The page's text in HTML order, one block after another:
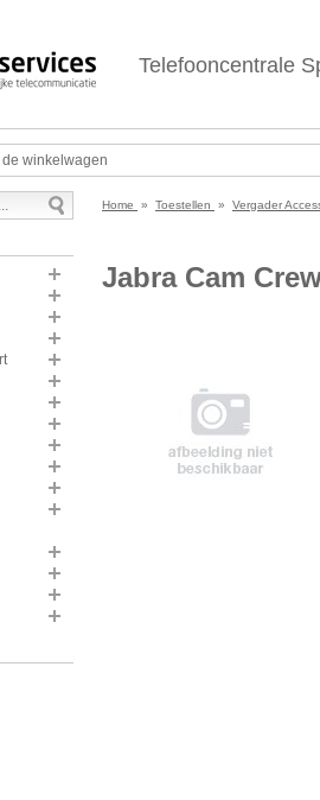
Telefooncentrale
winkelwagen
Home » Toestellen » Vergader
Jabra Cam